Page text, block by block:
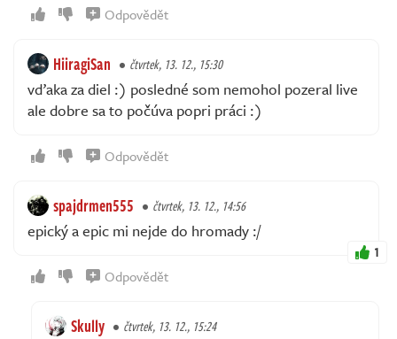
Odpovědět
HiiragiSan čtvrtek, 13. 12., 15:30
vďaka za diel :) posledné som nemohol pozeral live
ale dobre sa to počúva popri práci :)
Odpovědět
spajdrmen555 čtvrtek, 13. 12., 14:56
epický a epic mi nejde do hromady :/
1
Odpovědět
Skully čtvrtek, 13. 12., 15:24